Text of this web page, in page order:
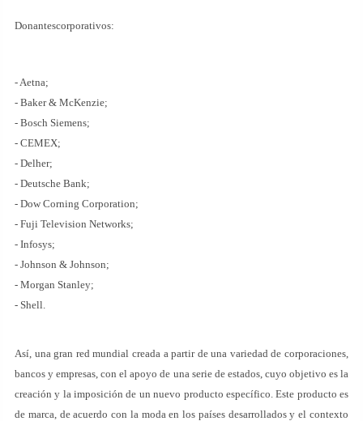
Donantescorporativos:
- Aetna;
- Baker & McKenzie;
- Bosch Siemens;
- CEMEX;
- Delher;
- Deutsche Bank;
- Dow Corning Corporation;
- Fuji Television Networks;
- Infosys;
- Johnson & Johnson;
- Morgan Stanley;
- Shell.
Así, una gran red mundial creada a partir de una variedad de corporaciones,
bancos y empresas, con el apoyo de una serie de estados, cuyo objetivo es la
creación y la imposición de un nuevo producto específico. Este producto es
de marca, de acuerdo con la moda en los países desarrollados y el contexto